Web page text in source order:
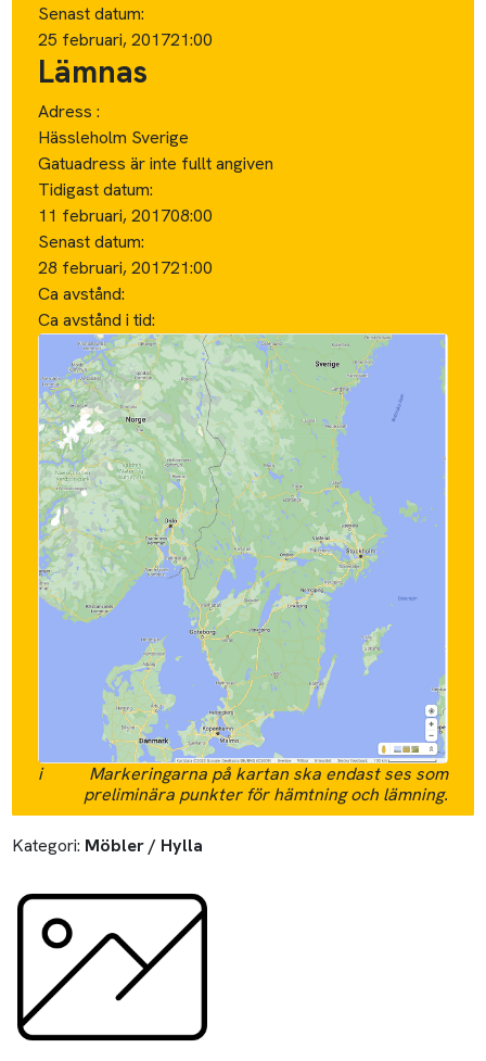
Senast datum:
25 februari, 201721:00
Lämnas
Adress :
Hässleholm Sverige
Gatuadress är inte fullt angiven
Tidigast datum:
11 februari, 201708:00
Senast datum:
28 februari, 201721:00
Ca avstånd:
Ca avstånd i tid:
i
Markeringarna på kartan ska endast ses som
preliminära punkter för hämtning och lämning.
Kategori: Möbler / Hylla